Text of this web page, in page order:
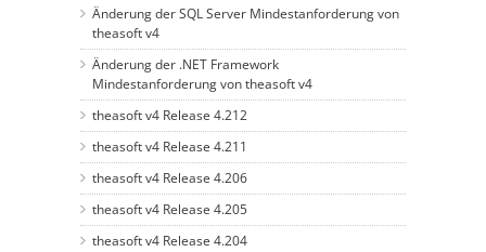
Änderung der SQL Server Mindestanforderung von
theasoft v4
Änderung der .NET Framework
Mindestanforderung von theasoft v4
theasoft v4 Release 4.212
theasoft v4 Release 4.211
theasoft v4 Release 4.206
theasoft v4 Release 4.205
theasoft v4 Release 4.204